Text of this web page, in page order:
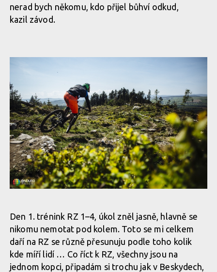
nerad bych někomu, kdo přijel bůhví odkud,
kazil závod.
Den 1. trénink RZ 1–4, úkol zněl jasně, hlavně se
nikomu nemotat pod kolem. Toto se mi celkem
daří na RZ se různě přesunuju podle toho kolik
kde míří lidí … Co říct k RZ, všechny jsou na
jednom kopci, připadám si trochu jak v Beskydech,